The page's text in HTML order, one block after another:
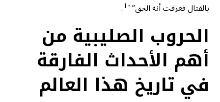
بالقتال فعرفت أنه الحق”١٠.
الحروب الصليبية من
أهم الأحداث الفارقة
في تاريخ هذا العالم